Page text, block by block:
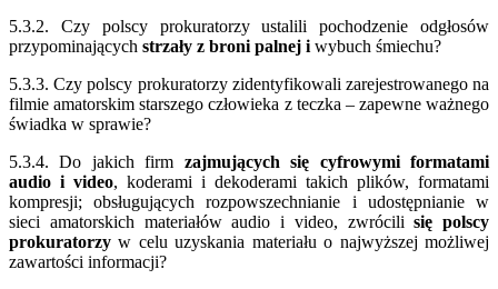
5.3.2. Czy polscy prokuratorzy ustalili pochodzenie odgłosów
przypominających strzały z broni palnej i wybuch śmiechu?
5.3.3. Czy polscy prokuratorzy zidentyfikowali zarejestrowanego na
filmie amatorskim starszego człowieka z teczka – zapewne ważnego
świadka w sprawie?
5.3.4. Do jakich firm zajmujących się cyfrowymi formatami
audio i video, koderami i dekoderami takich plików, formatami
kompresji; obsługujących rozpowszechnianie i udostępnianie w
sieci amatorskich materiałów audio i video, zwrócilisię polscy
prokuratorzy w celu uzyskania materiału o najwyższej możliwej
zawartości informacji?